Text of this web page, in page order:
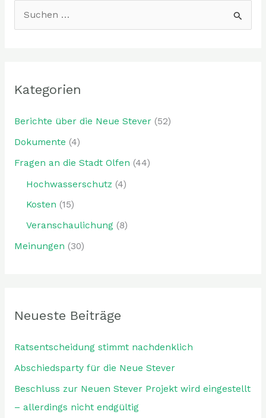
e
a
c
Kategorien
Berichte über die Neue Stever(52)
Dokumente (4)
Fragen an die Stadt Olfen (44)
Hochwasserschutz (4)
Kosten (15)
Veranschaulichung(8)
Meinungen (30)
Neueste Beiträge
Ratsentscheidung stimmt nachdenklich
Abschiedsparty für die Neue Stever
Beschluss zur Neuen Stever Projekt wird eingestellt
– allerdings nicht endgültig